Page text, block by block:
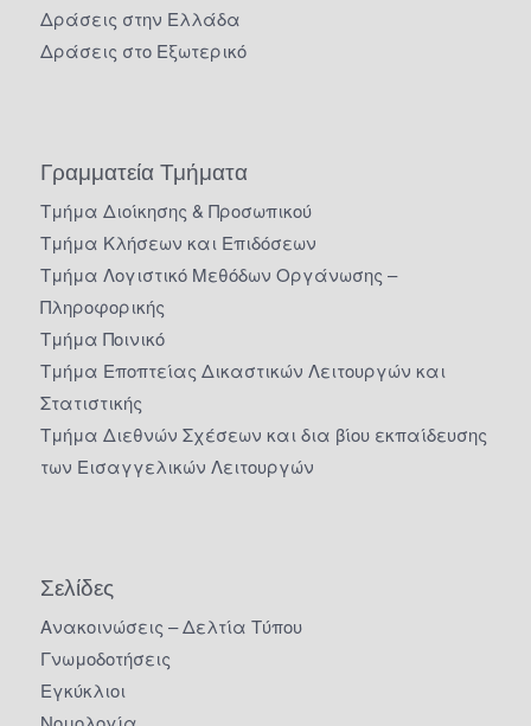
Δράσεις στην Ελλάδα
Δράσεις στο Εξωτερικό
Γραμματεία Τμήματα
Τμήμα Διοίκησης & Προσωπικού
Τμήμα Κλήσεων και Επιδόσεων
Τμήμα Λογιστικό Μεθόδων Οργάνωσης –
Πληροφορικής
Τμήμα Ποινικό
Τμήμα Εποπτείας Δικαστικών Λειτουργών και
Στατιστικής
Τμήμα Διεθνών Σχέσεων και δια βίου εκπαίδευσης
των Εισαγγελικών Λειτουργών
Σελίδες
Ανακοινώσεις – Δελτία Τύπου
Γνωμοδοτήσεις
Εγκύκλιοι